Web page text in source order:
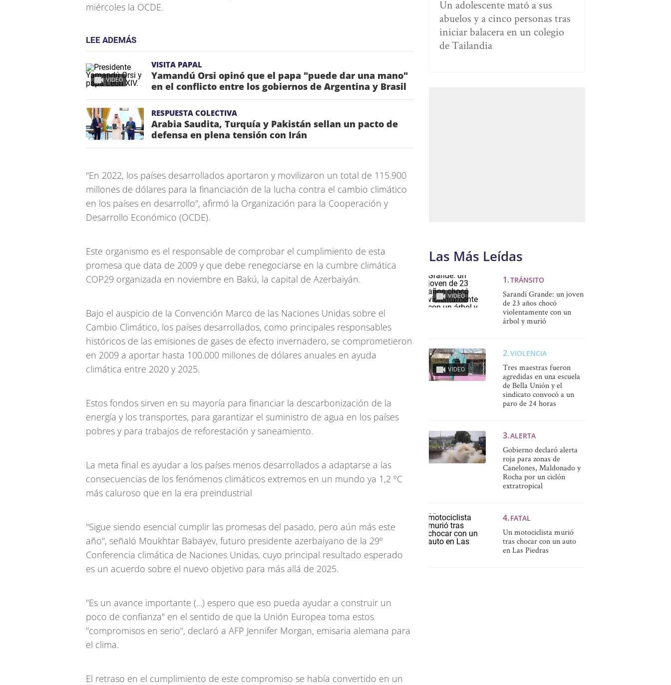
miércoles la OCDE.
LEE ADEMÁS
VIDEO
VISITA PAPAL
Yamandú Orsi opinó que el papa "puede dar una mano"
en el conflicto entre los gobiernos de Argentina y Brasil
RESPUESTA COLECTIVA
Arabia Saudita, Turquía y Pakistán sellan un pacto de
defensa en plena tensión con Irán
"En 2022, los países desarrollados aportaron y movilizaron un total de 115.900
millones de dólares para la financiación de la lucha contra el cambio climático
en los países en desarrollo", afirmó la Organización para la Cooperación y
Desarrollo Económico (OCDE).
Este organismo es el responsable de comprobar el cumplimiento de esta
promesa que data de 2009 y que debe renegociarse en la cumbre climática
COP29 organizada en noviembre en Bakú, la capital de Azerbaiyán.
Bajo el auspicio de la Convención Marco de las Naciones Unidas sobre el
Cambio Climático, los países desarrollados, como principales responsables
históricos de las emisiones de gases de efecto invernadero, se comprometieron
en 2009 a aportar hasta 100.000 millones de dólares anuales en ayuda
climática entre 2020 y 2025.
Estos fondos sirven en su mayoría para financiar la descarbonización de la
energía y los transportes, para garantizar el suministro de agua en los países
pobres y para trabajos de reforestación y saneamiento.
La meta final es ayudar a los países menos desarrollados a adaptarse a las
consecuencias de los fenómenos climáticos extremos en un mundo ya 1,2 ºC
más caluroso que en la era preindustrial
"Sigue siendo esencial cumplir las promesas del pasado, pero aún más este
año", señaló Moukhtar Babayev, futuro presidente azerbaiyano de la 29º
Conferencia climática de Naciones Unidas, cuyo principal resultado esperado
es un acuerdo sobre el nuevo objetivo para más allá de 2025.
"Es un avance importante (...) espero que eso pueda ayudar a construir un
poco de confianza" en el sentido de que la Unión Europea toma estos
"compromisos en serio", declaró a AFP Jennifer Morgan, emisaria alemana para
el clima.
El retraso en el cumplimiento de este compromiso se había convertido en un
Un adolescente mató a sus
abuelos y a cinco personas tras
iniciar balacera en un colegio
de Tailandia
Las Más Leídas
VIDEO
TRÁNSITO
Sarandí Grande: un joven
de 23 años chocó
violentamente con un
árbol y murió
VIDEO
VIOLENCIA
Tres maestras fueron
agredidas en una escuela
de Bella Unión y el
sindicato convocó a un
paro de 24 horas
ALERTA
Gobierno declaró alerta
roja para zonas de
Canelones, Maldonado y
Rocha por un ciclón
extratropical
FATAL
Un motociclista murió
tras chocar con un auto
en Las Piedras